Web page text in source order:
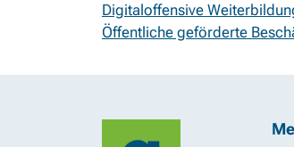
Digitaloffensive
Öffentliche geförderte